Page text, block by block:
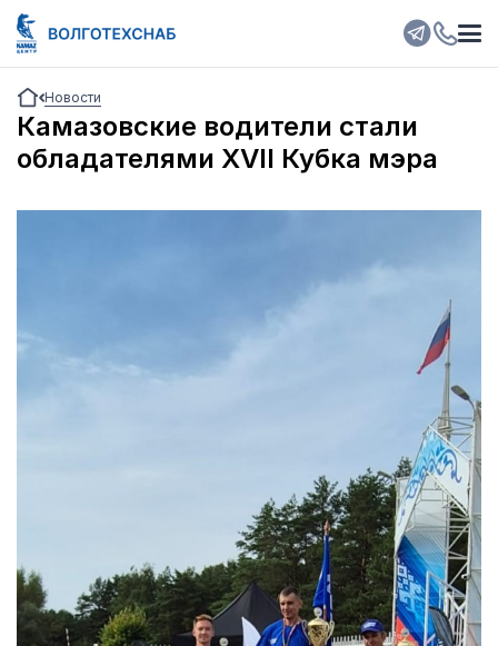
Новости
Камазовские водители стали
обладателями XVII Кубка мэра